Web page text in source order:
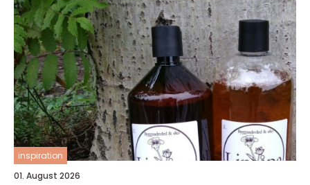
inspiration
01. August 2026